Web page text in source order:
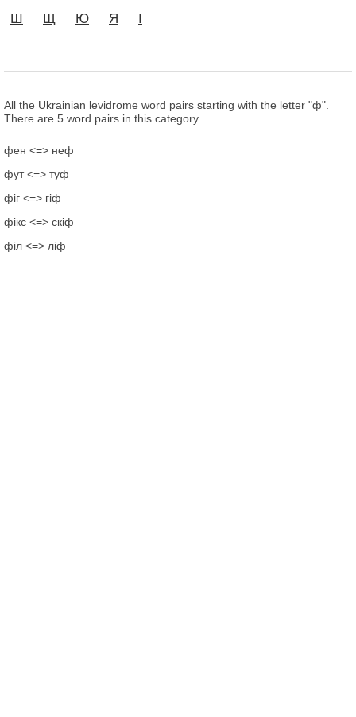
Ш Щ Ю Я І
All the Ukrainian levidrome word pairs starting with the letter "ф".
There are 5 word pairs in this category.
фен <=> неф
фут <=> туф
фіг <=> гіф
фікс <=> скіф
філ <=> ліф